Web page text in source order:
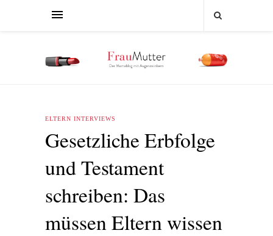
ELTERN INTERVIEWS
Gesetzliche Erbfolge
und Testament
schreiben: Das
müssen Eltern wissen